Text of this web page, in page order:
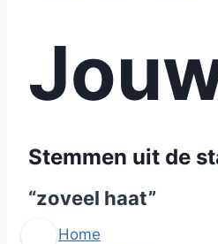
Stemmen uit de
“zoveel haat”
Home